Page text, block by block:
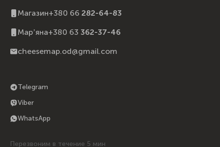
Telegram
Viber
WhatsApp
Перезвоним в течение 5 мин
Магазин+380 66 282-64-83
Марʼяна+380 63 362-37-46
cheesemap.od@gmail.com